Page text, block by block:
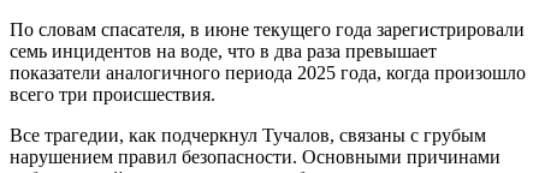
По словам спасателя, в июне текущего года зарегистрировали
семь инцидентов на воде, что в два раза превышает
показатели аналогичного периода 2025 года, когда произошло
всего три происшествия.
Все трагедии, как подчеркнул Тучалов, связаны с грубым
нарушением правил безопасности. Основными причинами